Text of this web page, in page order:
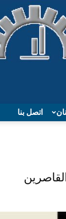
اتصل بنا